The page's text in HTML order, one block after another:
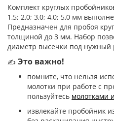
Комплект круглых
1,5; 2,0; 3,0; 4,0; 5,0 мм
Предназначен для пробоя
толщиной до 3 мм. Набор
диаметр высечки под нужный
✍ Это важно!
помните, что нельзя
молотки при работе с
пользуйтесь молотками
извлекайте пробойник